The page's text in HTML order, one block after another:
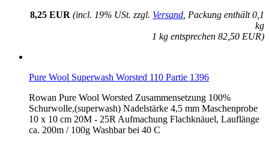
8,25 EUR (incl. 19% USt. zzgl. Versand , Packung enthält 0,1
kg
1 kg entsprechen 82,50 EUR)
Pure Wool Superwash Worsted 110 Partie 1396
Rowan Pure Wool Worsted Zusammensetzung 100%
Schurwolle,(superwash) Nadelstärke 4,5 mm Maschenprobe
10 x 10 cm 20M - 25R Aufmachung Flachknäuel, Lauflänge
ca. 200m / 100g Washbar bei 40 C